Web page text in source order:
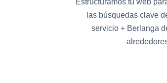
Estructuramos tu web
las búsquedas clave
servicio + Berlanga